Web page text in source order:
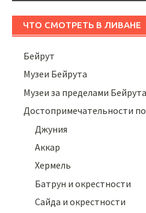
ЧТО СМОТРЕТЬ В ЛИВАНЕ
Бейрут
Музеи Бейрута
Музеи за пределами Бейрута
Достопримечательности
Джуния
Аккар
Хермель
Батрун и окрестности
Сайда и окрестности